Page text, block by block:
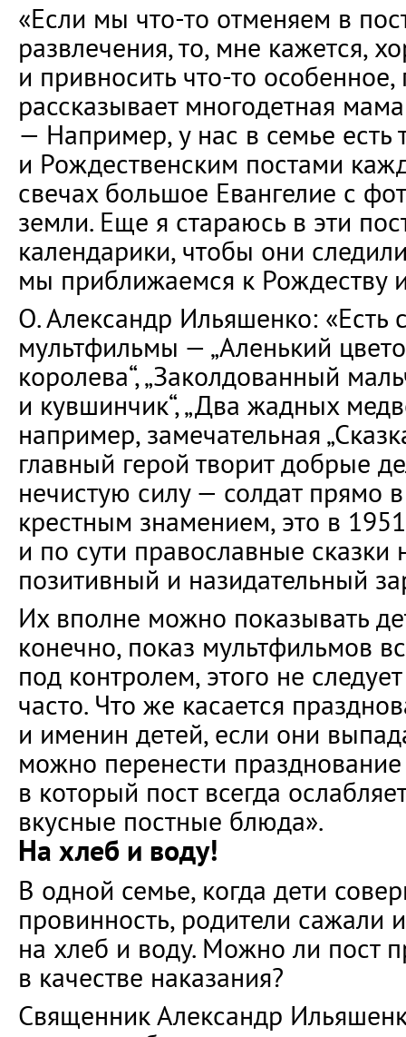
«Если мы что-то отменяем в
развлечения, то, мне кажется,
и привносить что-то
рассказывает многодетная мама
— Например, у нас в семье есть
и Рождественским постами
свечах большое Евангелие с
земли. Еще я стараюсь в эти
календарики, чтобы они
мы приближаемся к Рождеству
О. Александр Ильяшенко: «Есть
мультфильмы — „Аленький
королева“, „Заколдованный
и кувшинчик“, „Два жадных
например, замечательная
главный герой творит добрые
нечистую силу — солдат прямо
крестным знамением, это в
и по сути православные сказки
позитивный и назидательный
Их вполне можно показывать
конечно, показ мультфильмов
под контролем, этого не
часто. Что же касается
и именин детей, если они
можно перенести
в который пост всегда
вкусные постные блюда».
На хлеб и воду!
В одной семье, когда дети
провинность, родители сажали
на хлеб и воду. Можно ли пост
в качестве наказания?
Священник Александр